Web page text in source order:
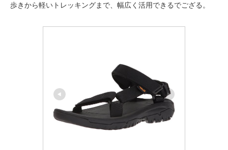
歩きから軽いトレッキングまで、幅広く活用できるでござる。